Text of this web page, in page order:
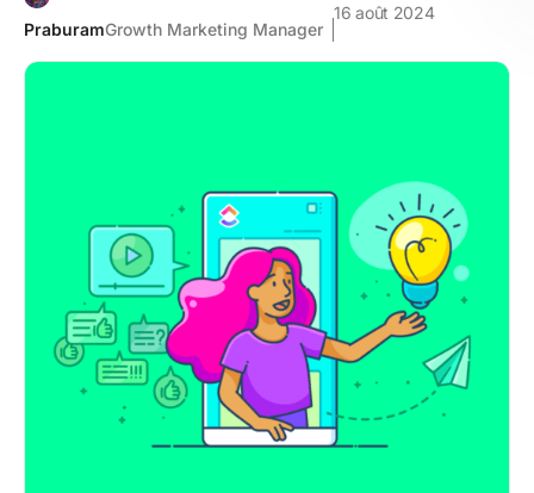
PraburamGrowth Marketing Manager
16 août 2024